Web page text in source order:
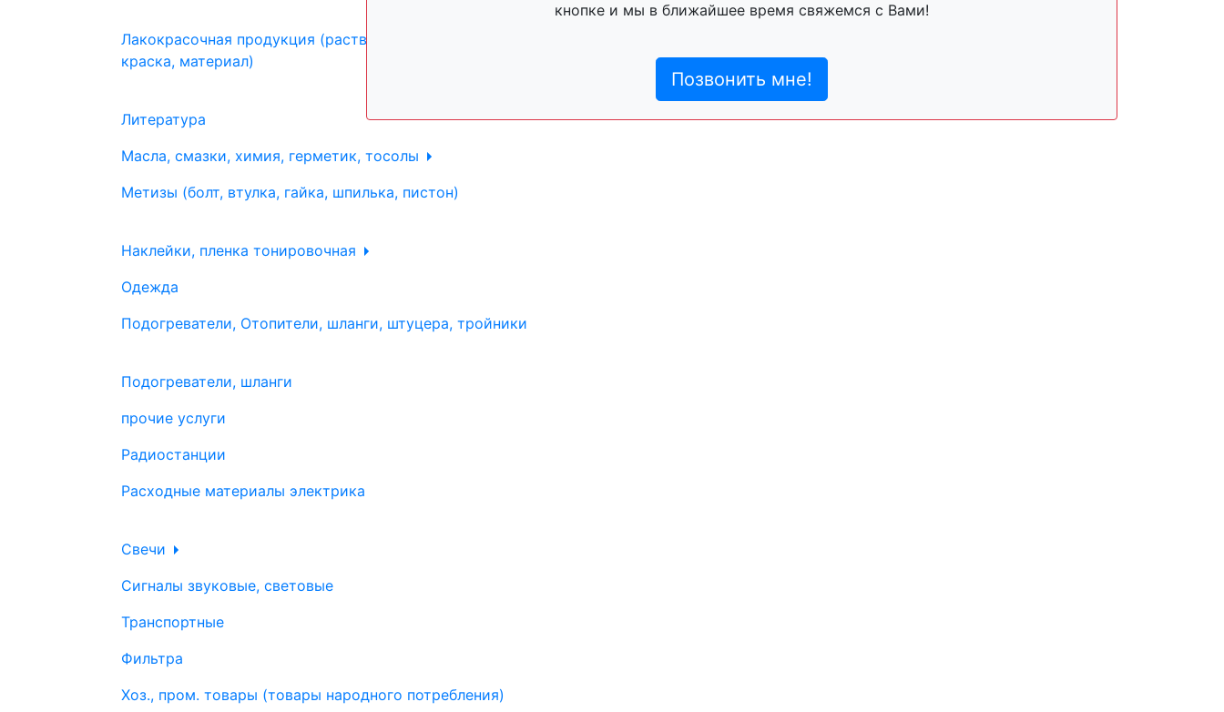
Лакокрасочная продукция (растворитель, антигравий,
краска, материал)
Литература
Масла, смазки, химия, герметик, тосолы
Метизы (болт, втулка, гайка, шпилька, пистон)
Наклейки, пленка тонировочная
Одежда
Подогреватели, Отопители, шланги, штуцера, тройники
Подогреватели, шланги
прочие услуги
Радиостанции
Расходные материалы электрика
Свечи
Сигналы звуковые, световые
Транспортные
Фильтра
Хоз., пром. товары (товары народного потребления)
кнопке и мы в ближайшее время свяжемся с Вами!
Позвонить мне!